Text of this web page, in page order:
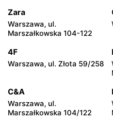
Hallera 20
Prim Market
Baranowo, ul. Henryka
Sienkiewicza 2
Prim Market
Zara
Warszawa, ul.
Marszałkowska 104-122
4F
Warszawa, ul. Złota 59/258
C&A
Warszawa, ul.
Marszałkowska 104/122